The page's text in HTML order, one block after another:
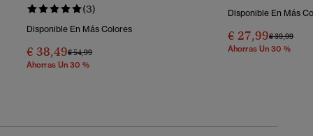
(3)
Disponible En Más Colores
€ 38,49Precio Rebajado De
€ 54,99A
Ahorras Un 30 %
Disponible En Más
€ 27,99Precio
€ 39,99A
Ahorras Un 30 %